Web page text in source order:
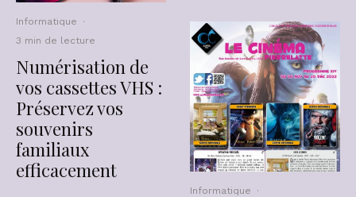
Informatique
·
3 min de lecture
Numérisation de
vos cassettes VHS :
Préservez vos
souvenirs
familiaux
efficacement
Informatique
·